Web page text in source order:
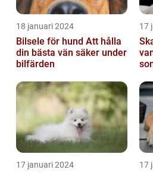
18 januari 2024
Bilsele för hund Att hålla
din bästa vän säker under
bilfärden
17
17 januari 2024 17